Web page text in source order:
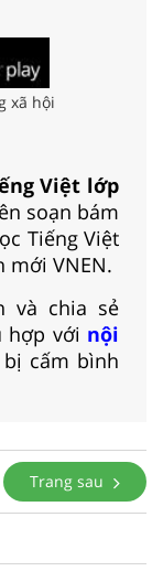
xã hội
Việt lớp
soạn bám
Tiếng Việt
mới VNEN.
và chia sẻ
hợp với nội
cấm bình
Trang sau